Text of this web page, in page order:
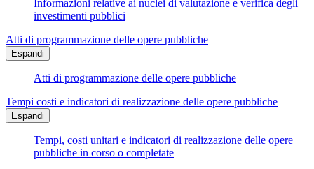
Informazioni relative ai nuclei di valutazione e verifica degli
investimenti pubblici
Atti di programmazione delle opere pubbliche
Espandi
Atti di programmazione delle opere pubbliche
Tempi costi e indicatori di realizzazione delle opere pubbliche
Espandi
Tempi, costi unitari e indicatori di realizzazione delle opere
pubbliche in corso o completate